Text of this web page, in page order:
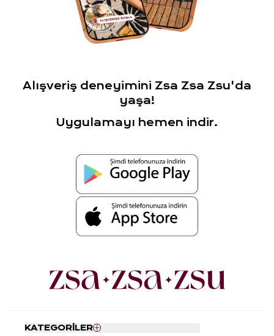
Alışveriş deneyimini Zsa Zsa Zsu'da
yaşa!
Uygulamayı hemen indir.
KATEGORİLER